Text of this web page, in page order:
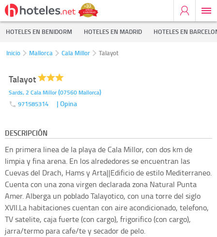
HOTELES EN BENIDORM HOTELES EN MADRID HOTELES EN
Inicio Mallorca Cala Millor Talayot
Talayot
Sards, 2 Cala Millor(07560 Mallorca)
971585314 | Opina
DESCRIPCIÓN
En primera linea de la playa de Cala Millor, con dos km de
limpia y fina arena. En los alrededores se encuentran las
Cuevas del Drach, Hams y Arta||Edificio de estilo Mediterraneo.
Cuenta con una zona virgen declarada zona Natural Punta
Amer. Alberga un poblado Talayotico, con una torre del siglo
XVII.La habitaciones cuentan con aire acondicionado, telefono,
TV satelite, caja fuerte (con cargo), frigorifico (con cargo),
jarra/termo para cafe/te y secador de pelo.